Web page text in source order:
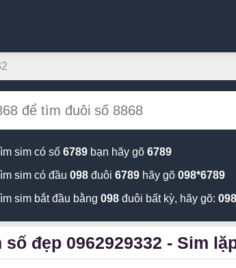
sim có số 6789 bạn hãy gõ 6789
sim có đầu 098 đuôi 6789 hãy gõ 098*6789
sim bắt đầu bằng 098 đuôi bất kỳ, hãy gõ:
số đẹp 0962929332 - Sim